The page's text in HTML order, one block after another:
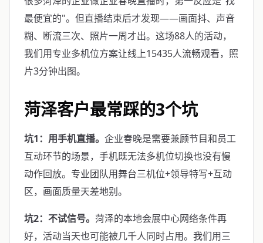
最便宜的"。但直播结束后才发现——画面抖、声音
糊、断流三次、照片一周才出。这场88人的活动，
我们用专业多机位方案让线上15435人流畅观看，照
片3分钟出图。
菏泽客户最常踩的3个坑
坑1：用手机直播。 企业春晚是需要兼顾节目和员工
互动环节的场景，手机既无法多机位切换也没有慢
动作回放。专业团队用舞台三机位+领导特写+互动
区，画面质量天差地别。
坑2：不试信号。 菏泽的本地会展中心网络条件再
好，活动当天也可能被几千人同时占用。我们用三